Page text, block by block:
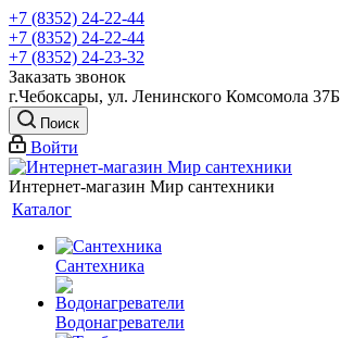
+7 (8352) 24-22-44
+7 (8352) 24-22-44
+7 (8352) 24-23-32
Заказать звонок
г.Чебоксары, ул. Ленинского Комсомола 37Б
Поиск
Войти
Интернет-магазин Мир сантехники
Каталог
Сантехника
Водонагреватели